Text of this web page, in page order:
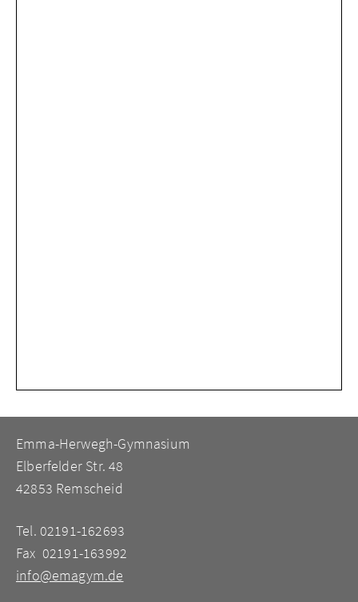
Emma-Herwegh-Gymnasium
Elberfelder Str. 48
42853 Remscheid
Tel. 02191-162693
Fax 02191-163992
info@emagym.de